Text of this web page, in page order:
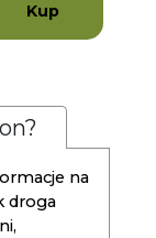
Kup
na
droga